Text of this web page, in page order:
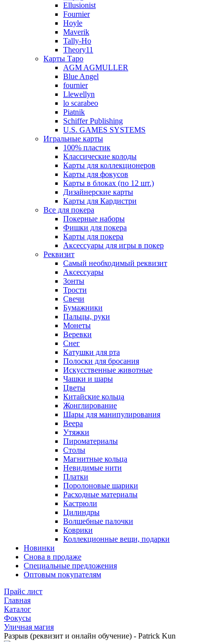
Ellusionist
Fournier
Hoyle
Maverik
Tally-Ho
Theory11
Карты Таро
AGM AGMULLER
Blue Angel
fournier
Llewellyn
lo scarabeo
Piatnik
Schiffer Publishing
U.S. GAMES SYSTEMS
Игральные карты
100% пластик
Классические колоды
Карты для коллекционеров
Карты для фокусов
Карты в блоках (по 12 шт.)
Дизайнерские карты
Карты для Кардистри
Все для покера
Покерные наборы
Фишки для покера
Карты для покера
Аксессуары для игры в покер
Реквизит
Самый необходимый реквизит
Аксессуары
Зонты
Трости
Свечи
Бумажники
Пальцы, руки
Монеты
Веревки
Снег
Катушки для рта
Полоски для бросания
Искусственные животные
Чашки и шары
Цветы
Китайские кольца
Жонглирование
Шары для манипулирования
Веера
Утяжки
Пироматериалы
Столы
Магнитные кольца
Невидимые нити
Платки
Поролоновые шарики
Расходные материалы
Кастрюли
Цилиндры
Волшебные палочки
Коврики
Коллекционные вещи, подарки
Новинки
Снова в продаже
Специальные предложения
Оптовым покупателям
Прайс лист
Главная
Каталог
Фокусы
Уличная магия
Разрыв (реквизит и онлайн обучение) - Patrick Kun